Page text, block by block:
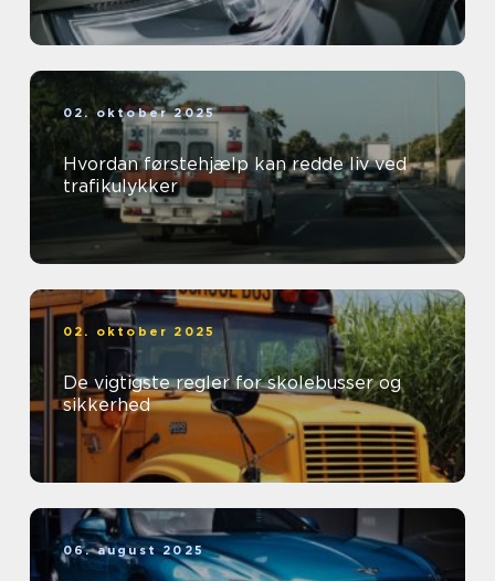
02. oktober 2025
Hvordan førstehjælp kan redde liv ved
trafikulykker
02. oktober 2025
De vigtigste regler for skolebusser og
sikkerhed
06. august 2025